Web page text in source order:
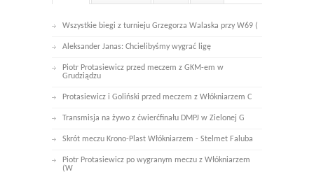
Wszystkie biegi z turnieju Grzegorza Walaska przy W69 (
Aleksander Janas: Chcielibyśmy wygrać ligę
Piotr Protasiewicz przed meczem z GKM-em w
Grudziądzu
Protasiewicz i Goliński przed meczem z Włókniarzem C
Transmisja na żywo z ćwierćfinału DMPJ w Zielonej G
Skrót meczu Krono-Plast Włókniarzem - Stelmet Faluba
Piotr Protasiewicz po wygranym meczu z Włókniarzem
(W